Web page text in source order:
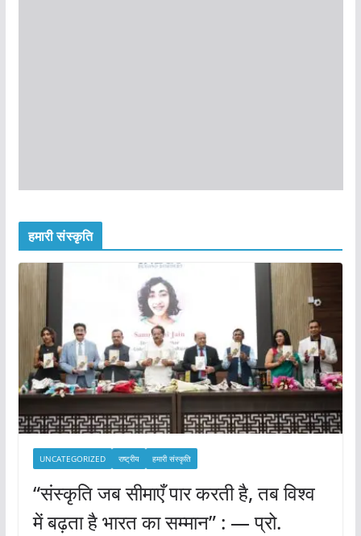
हमारी संस्कृति
UNCATEGORIZED राष्ट्रीय हमारी संस्कृति
“संस्कृति जब सीमाएँ पार करती है, तब विश्व
में बढ़ता है भारत का सम्मान” : — प्रो.